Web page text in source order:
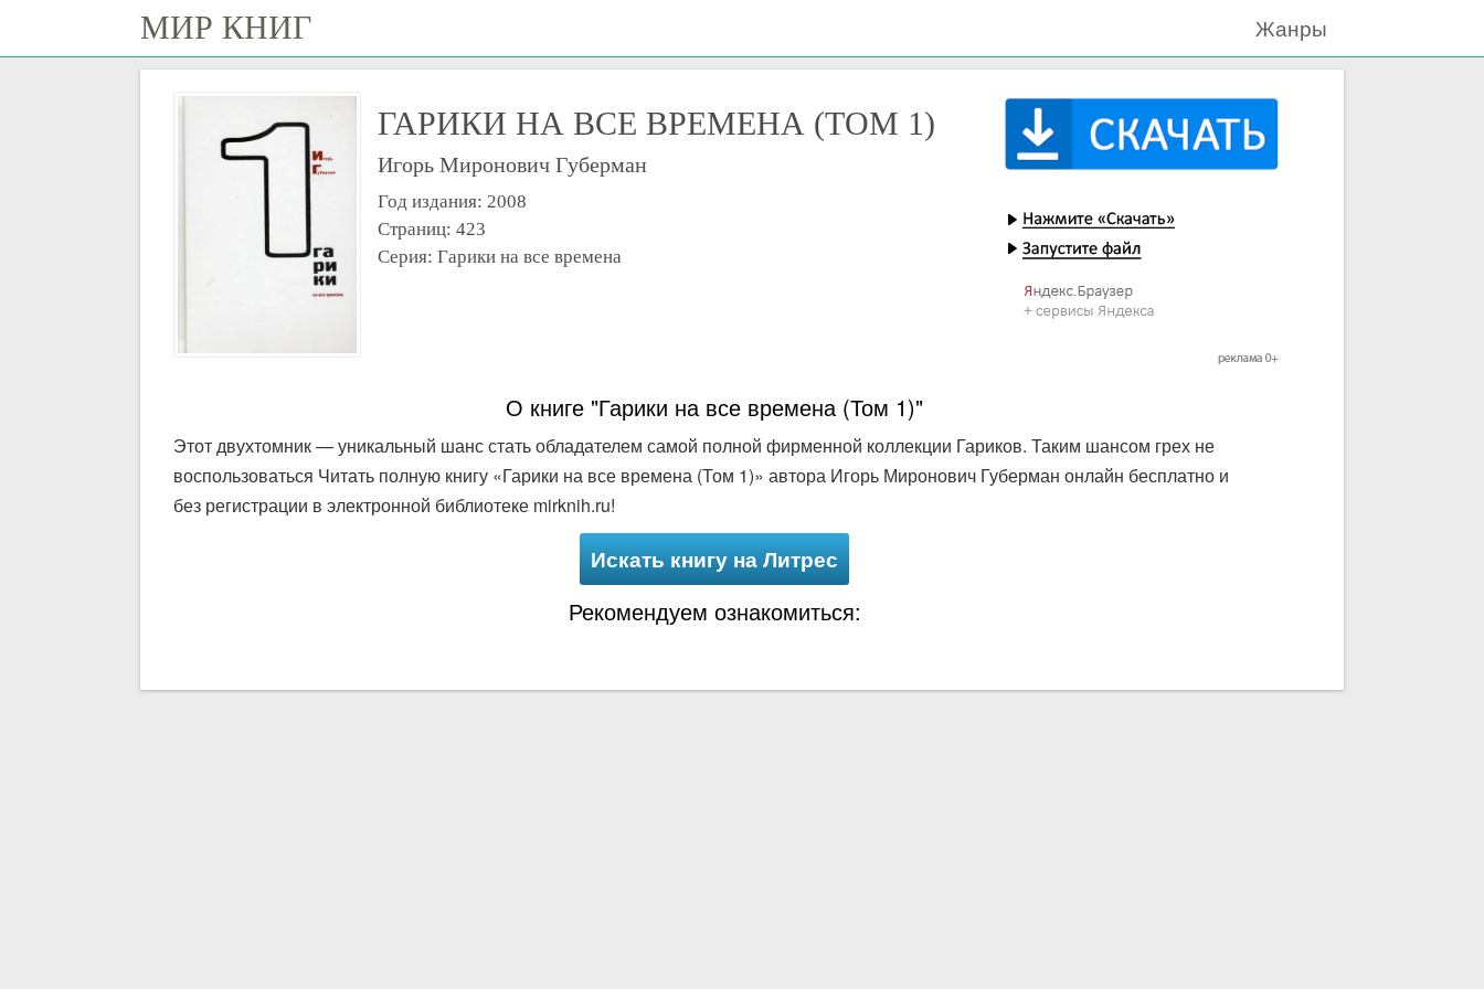
МИР КНИГ Жанры
ГАРИКИ НА ВСЕ ВРЕМЕНА (ТОМ 1)
Игорь Миронович Губерман
Год издания: 2008
Страниц: 423
Серия: Гарики на все времена
О книге "Гарики на все времена (Том 1)"
Этот двухтомник — уникальный шанс стать обладателем самой полной фирменной коллекции Гариков. Таким шансом грех не
воспользоваться Читать полную книгу «Гарики на все времена (Том 1)» автора Игорь Миронович Губерман онлайн бесплатно и
без регистрации в электронной библиотеке mirknih.ru!
Искать книгу на Литрес
Рекомендуем ознакомиться: